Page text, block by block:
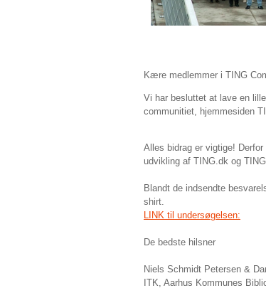
Kære medlemmer i TING
Vi har besluttet at lave en
communitiet, hjemmesiden
Alles bidrag er vigtige!
udvikling af TING.dk og
Blandt de indsendte
shirt.
LINK til undersøgelsen:
De bedste hilsner
Niels Schmidt Petersen &
ITK, Aarhus Kommunes